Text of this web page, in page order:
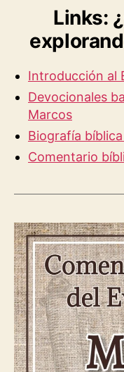
Links:
Introducción al
Devocionales
Marcos
Biografía
Comentario